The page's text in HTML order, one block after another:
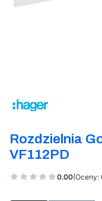
Rozdzielnia
VF112PD
0.00(Oceny: